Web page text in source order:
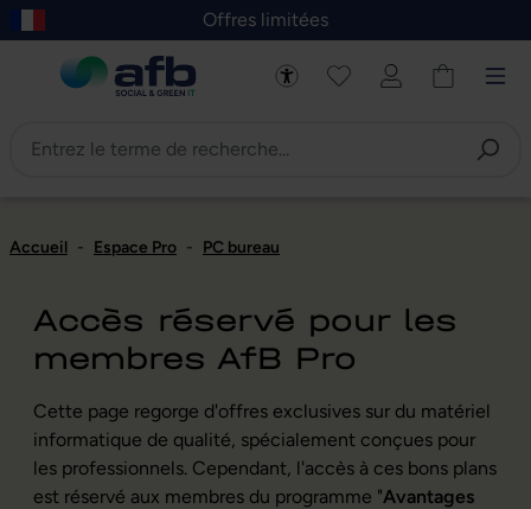
au contenu principal
Skip to B2B platform navigation
Offres limitées
Accueil - Espace Pro - PC bureau
Accès réservé pour les
membres AfB Pro
Cette page regorge d'offres exclusives sur du matériel
informatique de qualité, spécialement conçues pour
les professionnels. Cependant, l'accès à ces bons plans
est réservé aux membres du programme "Avantages